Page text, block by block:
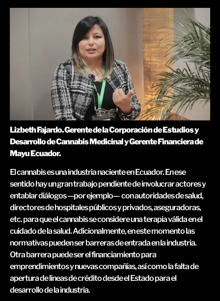
Lizbeth Fajardo. Gerente de la Corporación de Estudios y
Desarrollo de Cannabis Medicinal y Gerente Financiera de
Mayu Ecuador.
El cannabis es una industria naciente en Ecuador. En ese
sentido hay un gran trabajo pendiente de involucrar actores y
entablar diálogos —por ejemplo— con autoridades de salud,
directores de hospitales públicos y privados, aseguradoras,
etc. para que el cannabis se considere una terapia válida en el
cuidado de la salud. Adicionalmente, en este momento las
normativas pueden ser barreras de entrada en la industria.
Otra barrera puede ser el financiamiento para
emprendimientos y nuevas compañías, así como la falta de
apertura de líneas de crédito desde el Estado para el
desarrollo de la industria.